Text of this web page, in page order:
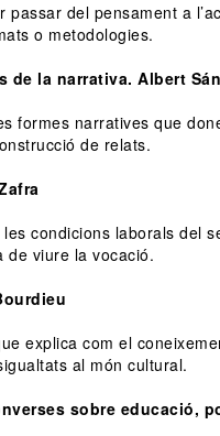
passar del pensament a
o metodologies.
de la narrativa. Albert
formes narratives que
de relats.
condicions laborals del
de viure la vocació.
explica com el
al món cultural.
sobre educació,